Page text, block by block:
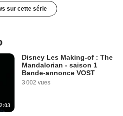
sur cette série
2:03
Disney Les Making-of : The
Mandalorian - saison 1
Bande-annonce VOST
3 002 vues